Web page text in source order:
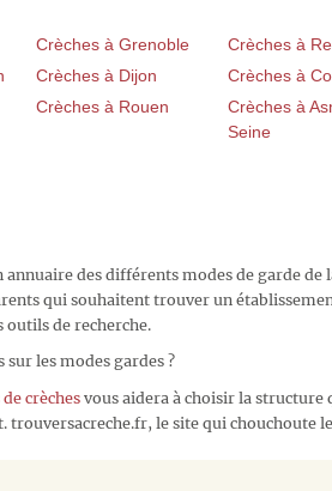
Crèches à Grenoble Crèches à
Crèches à Dijon Crèches à
Crèches à Rouen
Crèches à
Seine
des différents modes de garde de
qui souhaitent trouver un
outils de recherche.
les modes gardes ?
crèchesvous aidera à choisir la structure
trouversacreche.fr, le site qui chouchoute